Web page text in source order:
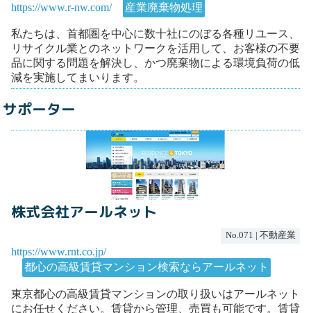
https://www.r-nw.com/ 産業廃棄物処理
私たちは、首都圏を中心に数十社にのぼる各種リユース、
リサイクル業とのネットワークを活用して、お客様の不要
品に関する問題を解決し、かつ廃棄物による環境負荷の低
減を実施してまいります。
サポーター
株式会社アールネット
No.071 | 不動産業
https://www.rnt.co.jp/
都心の高級賃貸マンション検索ならアールネット
東京都心の高級賃貸マンションの取り扱いはアールネット
にお任せください。賃貸から管理、売買も可能です。賃貸